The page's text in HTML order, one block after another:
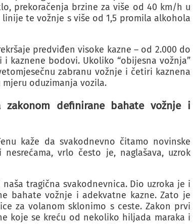
prekoračenja brzine za više od 40 km/h u
te vožnje s više od 1,5 promila alkohola
predviđen visoke kazne – od 2.000 do
kaznene bodovi. Ukoliko “obijesna vožnja”
zabranu vožnje i četiri kaznena
oduzimanja vozila.
definirane bahate vožnje i
kaže da svakodnevno čitamo novinske
vrlo često je, naglašava, uzrok
tragična svakodnevnica. Dio uzroka je i
bahate vožnje i adekvatne kazne. Zato je
za volanom sklonimo s ceste. Zakon prvi
koje se kreću od nekoliko hiljada maraka i